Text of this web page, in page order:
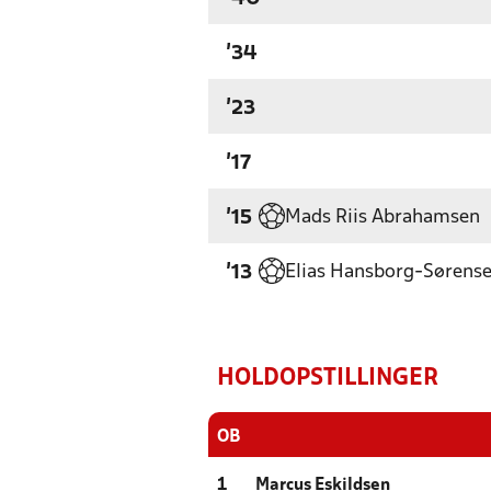
'34
'23
'17
'15 Mads Riis Abrahamsen
'13 Elias Hansborg-
HOLDOPSTILLINGER
OB
1 Marcus Eskildsen